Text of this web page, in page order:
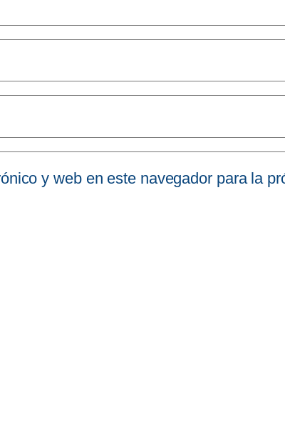
y web en este navegador para la